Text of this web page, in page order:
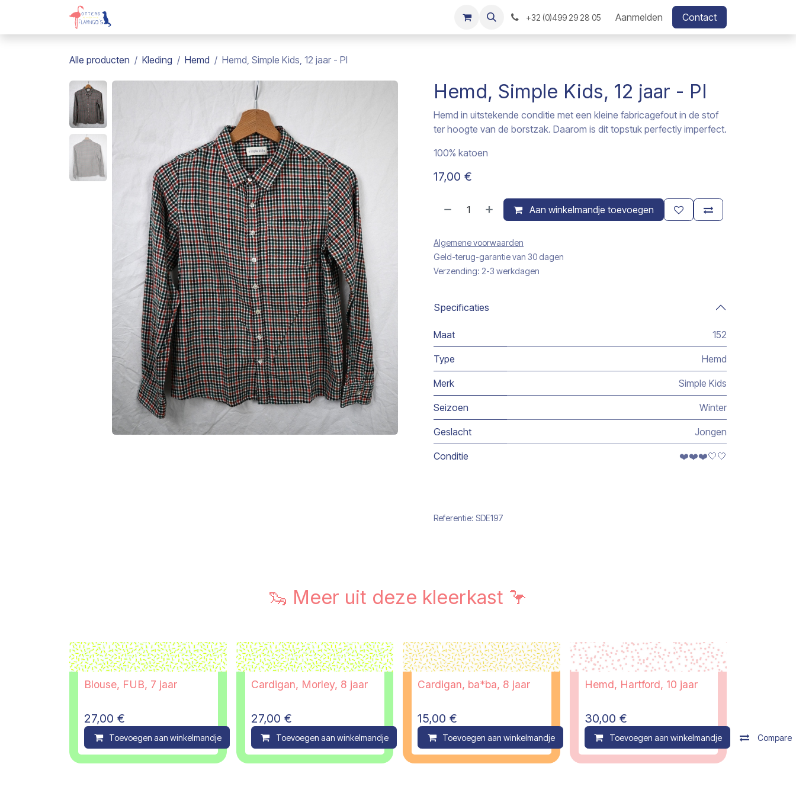
Overslaan naar inhoud
+32 (0)499 29 28 05 Aanmelden Contact
Alle producten Kleding Hemd Hemd, Simple Kids, 12 jaar - PI
Hemd, Simple Kids, 12 jaar - PI
Hemd in uitstekende conditie met een kleine fabricagefout in de stof
ter hoogte van de borstzak. Daarom is dit topstuk perfectly imperfect.
100% katoen
17,00 €
Aan winkelmandje toevoegen
Algemene voorwaarden
Geld-terug-garantie van 30 dagen
Verzending: 2-3 werkdagen
Specificaties
Maat 152
Type Hemd
Merk Simple Kids
Seizoen Winter
Geslacht Jongen
Conditie ❤️❤️❤️🤍🤍
Referentie: SDE197
🦦 Meer uit deze kleerkast 🦩
Blouse, FUB, 7 jaar
27,00 €
Toevoegen aan winkelmandje Compare
Cardigan, Morley, 8 jaar
27,00 €
Toevoegen aan winkelmandje Compare
Cardigan, ba*ba, 8 jaar
15,00 €
Toevoegen aan winkelmandje Compare
Hemd, Hartford, 10 jaar
30,00 €
Toevoegen aan winkelmandje Compare